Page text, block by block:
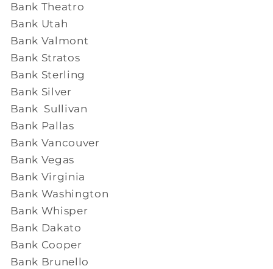
Bank Theatro
Bank Utah
Bank Valmont
Bank Stratos
Bank Sterling
Bank Silver
Bank Sullivan
Bank Pallas
Bank Vancouver
Bank Vegas
Bank Virginia
Bank Washington
Bank Whisper
Bank Dakato
Bank Cooper
Bank Brunello